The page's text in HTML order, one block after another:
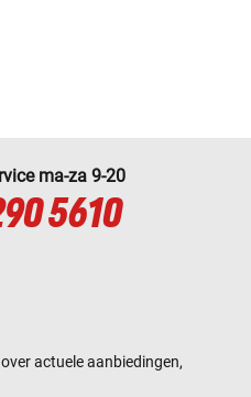
ma-za 9-20
5610
actuele aanbiedingen,